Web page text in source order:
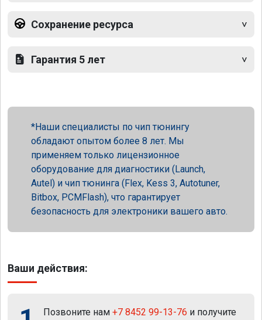
Сохранение ресурса
Гарантия 5 лет
Наши специалисты по чип тюнингу
обладают опытом более 8 лет. Мы
применяем только лицензионное
оборудование для диагностики (Launch,
Autel) и чип тюнинга (Flex, Kess 3, Autotuner,
Bitbox, PCMFlash), что гарантирует
безопасность для электроники вашего авто.
Ваши действия:
Позвоните нам +7 8452 99-13-76 и получите